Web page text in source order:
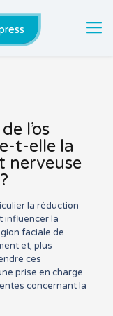
l’os
t-elle la
nerveuse
la réduction
influencer la
faciale de
et, plus
ces
prise en charge
concernant la